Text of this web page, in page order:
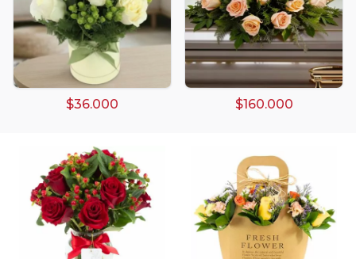
$36.000 $160.000
Arreglos florales amarillos
Arreglos florales de color rojo
Arreglos Florales de Cumpleaños
Arreglos florales en tono blanco
Arreglos florales en tono lila
Arreglos florales en tono naranja